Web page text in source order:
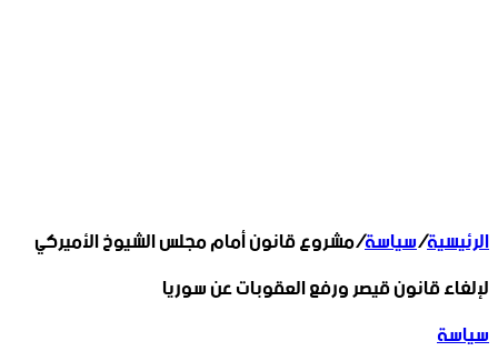
الرئيسية/سياسة/مشروع قانون أمام مجلس الشيوخ الأميركي
لإلغاء قانون قيصر ورفع العقوبات عن سوريا
سياسة